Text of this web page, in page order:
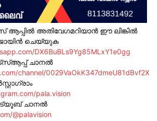
ആപ്പിൽ അതിവേഗമറിയാൻ ഈ ലിങ്കിൽ
ചെയ്യുക
DX6BuBLs9Yg85MLxY1e0gg
ചാനൽ
channel/0029VaOkK347dmeU81dBvf2X
pala.vision
ട്യൂബ് ചാനൽ
@palavision